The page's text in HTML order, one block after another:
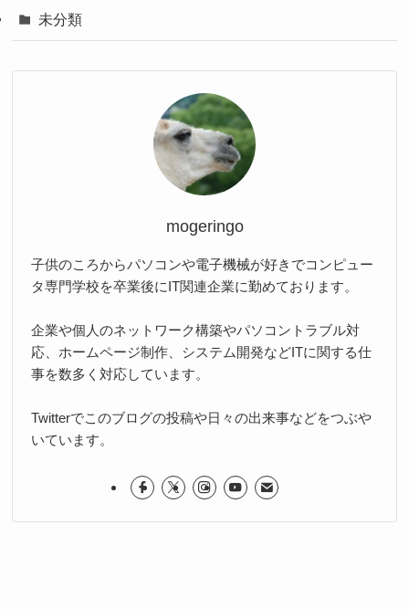
未分類
mogeringo
子供のころからパソコンや電子機械が好きでコンピュー
タ専門学校を卒業後にIT関連企業に勤めております。
企業や個人のネットワーク構築やパソコントラブル対
応、ホームページ制作、システム開発などITに関する仕
事を数多く対応しています。
Twitterでこのブログの投稿や日々の出来事などをつぶや
いています。